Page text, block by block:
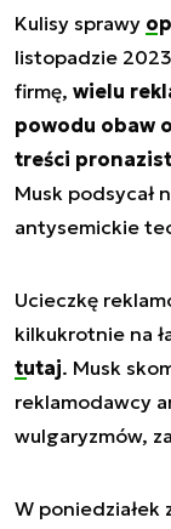
Kulisy sprawy
listopadzie
firmę, wielu
powodu obaw
treści
Musk podsycał
antysemickie
Ucieczkę
kilkukrotnie na
tutaj. Musk
reklamodawcy
wulgaryzmów,
W poniedziałek